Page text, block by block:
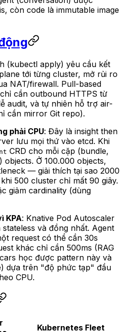
còn code là immutable image
(kubectl apply) yêu cầu kết
tới từng cluster, mở rủi ro
NAT/firewall. Pull-based
cần outbound HTTPS từ
audit, và tự nhiên hỗ trợ air-
cần mirror Git repo).
phải CPU: Đây là insight then
lưu mọi thứ vào etcd. Khi
CRD cho mỗi cặp (bundle,
Ở 100.000 objects,
— giải thích tại sao 2000
500 cluster chỉ mất 90 giây.
giảm cardinality (dùng
KPA: Knative Pod Autoscaler
và đồng nhất. Agent
request có thể cần 30s
khác chỉ cần 500ms (RAG
học được pattern này và
dựa trên "độ phức tạp" đầu
CPU.
Kubernetes Fleet